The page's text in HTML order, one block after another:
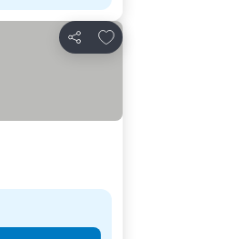
Compartir
Agregar a favoritos